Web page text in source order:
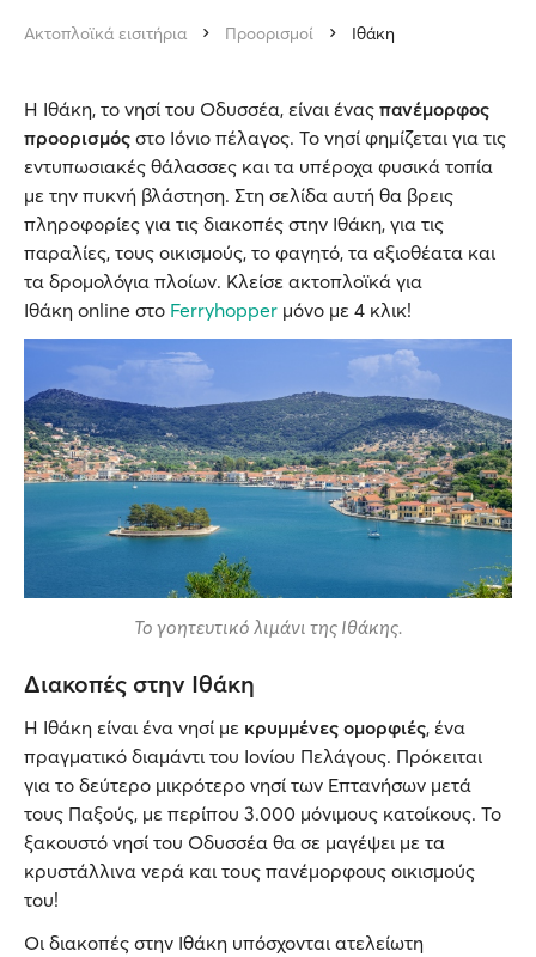
Ακτοπλοϊκά εισιτήρια Προορισμοί Ιθάκη
Η Ιθάκη, το νησί του Οδυσσέα, είναι ένας πανέμορφος
προορισμός στο Ιόνιο πέλαγος. Το νησί φημίζεται για τις
εντυπωσιακές θάλασσες και τα υπέροχα φυσικά τοπία
με την πυκνή βλάστηση. Στη σελίδα αυτή θα βρεις
πληροφορίες για τις διακοπές στην Ιθάκη, για τις
παραλίες, τους οικισμούς, το φαγητό, τα αξιοθέατα και
τα δρομολόγια πλοίων. Κλείσε ακτοπλοϊκά για
Ιθάκη online στο Ferryhopper μόνο με 4 κλικ!
Το γοητευτικό λιμάνι της Ιθάκης.
Διακοπές στην Ιθάκη
Η Ιθάκη είναι ένα νησί με κρυμμένες ομορφιές, ένα
πραγματικό διαμάντι του Ιονίου Πελάγους. Πρόκειται
για το δεύτερο μικρότερο νησί των Επτανήσων μετά
τους Παξούς, με περίπου 3.000 μόνιμους κατοίκους. Το
ξακουστό νησί του Οδυσσέα θα σε μαγέψει με τα
κρυστάλλινα νερά και τους πανέμορφους οικισμούς
του!
Οι διακοπές στην Ιθάκη υπόσχονται ατελείωτη